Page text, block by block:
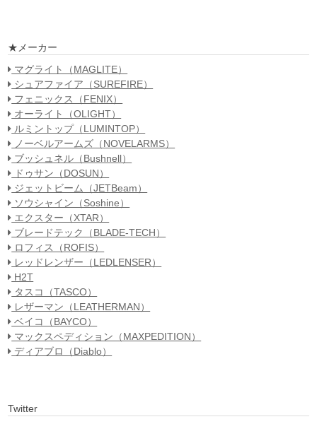
★メーカー
マグライト（MAGLITE）
シュアファイア（SUREFIRE）
フェニックス（FENIX）
オーライト（OLIGHT）
ルミントップ（LUMINTOP）
ノーベルアームズ（NOVELARMS）
ブッシュネル（Bushnell）
ドゥサン（DOSUN）
ジェットビーム（JETBeam）
ソウシャイン（Soshine）
エクスター（XTAR）
ブレードテック（BLADE-TECH）
ロフィス（ROFIS）
レッドレンザー（LEDLENSER）
H2T
タスコ（TASCO）
レザーマン（LEATHERMAN）
ベイコ（BAYCO）
マックスペディション（MAXPEDITION）
ディアブロ（Diablo）
Twitter